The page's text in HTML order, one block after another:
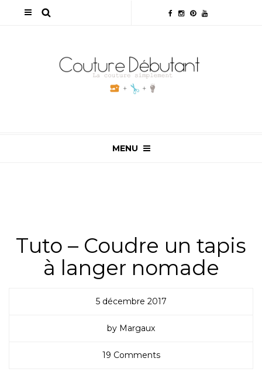
MENU
Tuto – Coudre un tapis
à langer nomade
5 décembre 2017
by Margaux
19 Comments